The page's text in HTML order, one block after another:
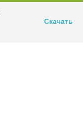
Скачать